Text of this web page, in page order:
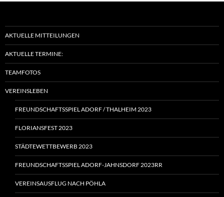
AKTUELLE MITTEILUNGEN
AKTUELLE TERMINE:
TEAMFOTOS
VEREINSLEBEN
FREUNDSCHAFTSSPIEL ADORF / THALHEIM 2023
FLORIANSFEST 2023
STÄDTEWETTBEWERB 2023
FREUNDSCHAFTSSPIEL ADORF-JAHNSDORF 2023RR
VEREINSAUSFLUG NACH PÖHLA